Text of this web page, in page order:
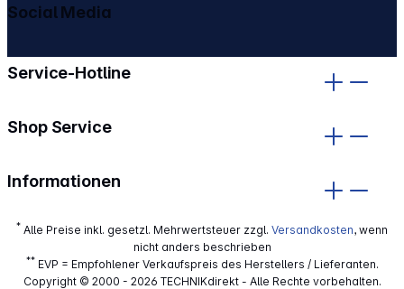
Service-Hotline
Shop Service
Informationen
Social Media
* Alle Preise inkl. gesetzl. Mehrwertsteuer zzgl. Versandkosten, wenn
nicht anders beschrieben
**EVP = Empfohlener Verkaufspreis des Herstellers / Lieferanten.
Copyright © 2000 - 2026 TECHNIKdirekt - Alle Rechte vorbehalten.